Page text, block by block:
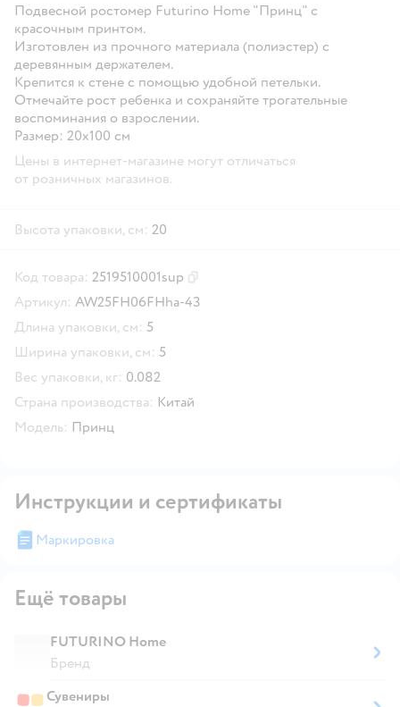
Подвесной ростомер Futurino Home "Принц" с
красочным принтом.
Изготовлен из прочного материала (полиэстер) с
деревянным держателем.
Крепится к стене с помощью удобной петельки.
Отмечайте рост ребенка и сохраняйте трогательные
воспоминания о взрослении.
Размер: 20х100 см
Цены в интернет-магазине могут отличаться
от розничных магазинов.
Высота упаковки, см: 20
Код товара: 2519510001sup
Артикул: AW25FH06FHha-43
Длина упаковки, см: 5
Ширина упаковки, см: 5
Вес упаковки, кг: 0.082
Страна производства: Китай
Модель: Принц
Инструкции и сертификаты
Маркировка
Ещё товары
FUTURINO Home
Бренд
Сувениры